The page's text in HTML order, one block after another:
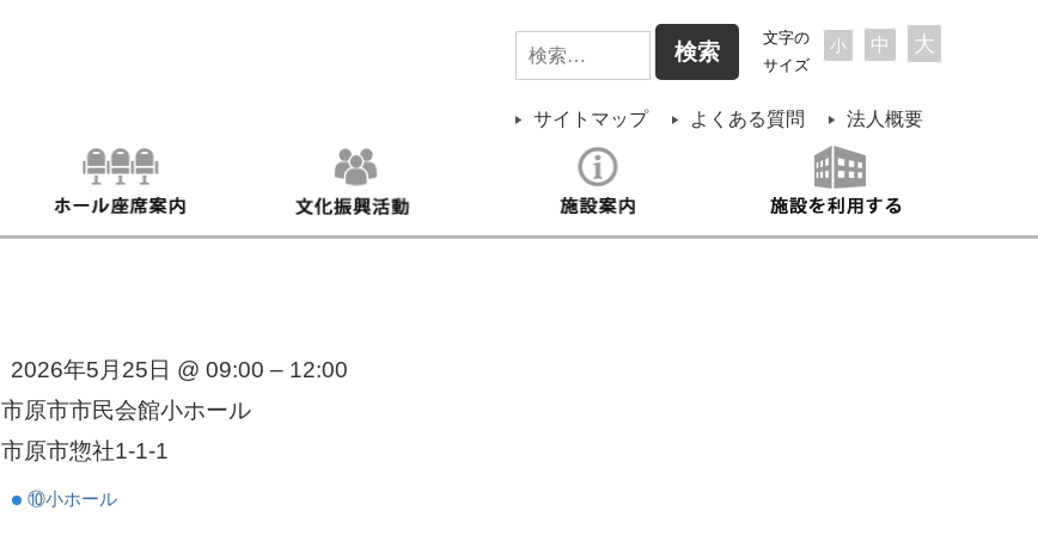
検
文字の
サイズ
小 中 大
サイトマップ よくある質問 法人概要
2026年5月25日 @ 09:00 – 12:00
市原市市民会館小ホール
市原市惣社1-1-1
⑩小ホール